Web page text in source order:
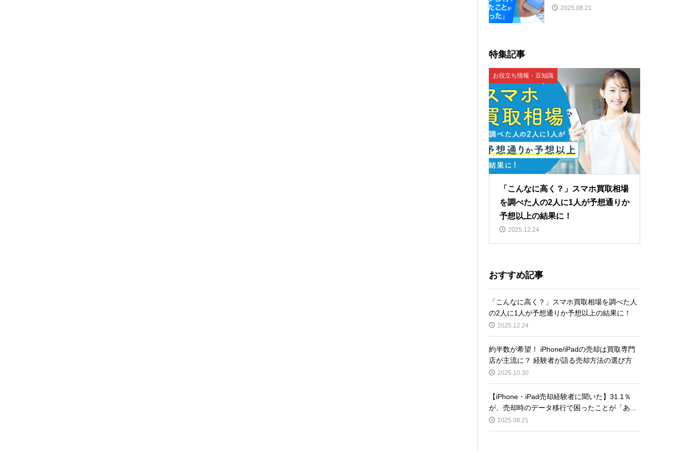
2025.08.21
特集記事
お役立ち情報・豆知識
「こんなに高く？」スマホ買取相場
を調べた人の2人に1人が予想通りか
予想以上の結果に！
2025.12.24
おすすめ記事
「こんなに高く？」スマホ買取相場を調べた人
の2人に1人が予想通りか予想以上の結果に！
2025.12.24
約半数が希望！ iPhone/iPadの売却は買取専門
店が主流に？ 経験者が語る売却方法の選び方
2025.10.30
【iPhone・iPad売却経験者に聞いた】31.1％
が、売却時のデータ移行で困ったことが「あ...
2025.08.21